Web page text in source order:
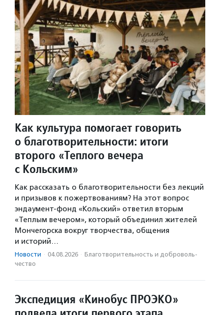
Как культура помогает говорить
о благотворительности: итоги
второго «Теплого вечера
с Кольским»
Как рассказать о благотворительности без лекций
и призывов к пожертвованиям? На этот вопрос
эндаумент-фонд «Кольский» ответил вторым
«Теплым вечером», который объединил жителей
Мончегорска вокруг творчества, общения
и историй…
Новости · 04.08.2026 · Благотвори­тель­ность и доброволь­
чест­во
Экспедиция «Кинобус ПРОЭКО»